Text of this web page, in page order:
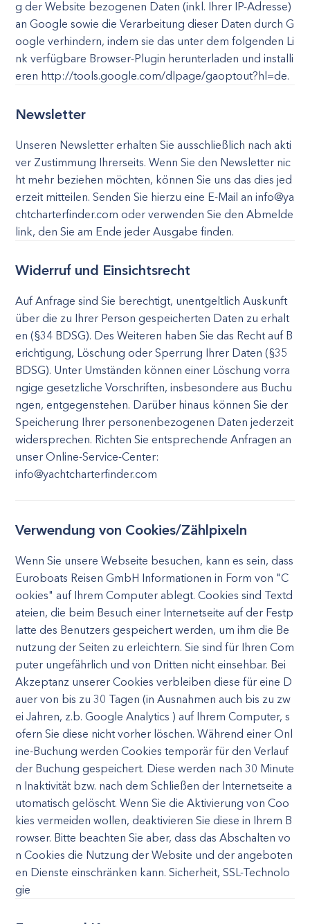
g der Website bezogenen Daten (inkl. Ihrer IP-Adresse)
an Google sowie die Verarbeitung dieser Daten durch G
oogle verhindern, indem sie das unter dem folgenden Li
nk verfügbare Browser-Plugin herunterladen und installi
eren http://tools.google.com/dlpage/gaoptout?hl=de.
Newsletter
Unseren Newsletter erhalten Sie ausschließlich nach akti
ver Zustimmung Ihrerseits. Wenn Sie den Newsletter nic
ht mehr beziehen möchten, können Sie uns das dies jed
erzeit mitteilen. Senden Sie hierzu eine E-Mail aninfo@ya
chtcharterfinder.com oder verwenden Sie den Abmelde
link, den Sie am Ende jeder Ausgabe finden.
Widerruf und Einsichtsrecht
Auf Anfrage sind Sie berechtigt, unentgeltlich Auskunft
über die zu Ihrer Person gespeicherten Daten zu erhalt
en (§34 BDSG). Des Weiteren haben Sie das Recht auf B
erichtigung, Löschung oder Sperrung Ihrer Daten (§35
BDSG). Unter Umständen können einer Löschung vorra
ngige gesetzliche Vorschriften, insbesondere aus Buchu
ngen, entgegenstehen. Darüber hinaus können Sie der
Speicherung Ihrer personenbezogenen Daten jederzeit
widersprechen. Richten Sie entsprechende Anfragen an
unser Online-Service-Center:
info@yachtcharterfinder.com
Verwendung von Cookies/Zählpixeln
Wenn Sie unsere Webseite besuchen, kann es sein, dass
Euroboats Reisen GmbH Informationen in Form von "C
ookies" auf Ihrem Computer ablegt. Cookies sind Textd
ateien, die beim Besuch einer Internetseite auf der Festp
latte des Benutzers gespeichert werden, um ihm die Be
nutzung der Seiten zu erleichtern. Sie sind für Ihren Com
puter ungefährlich und von Dritten nicht einsehbar. Bei
Akzeptanz unserer Cookies verbleiben diese für eine D
auer von bis zu 30 Tagen (in Ausnahmen auch bis zu zw
ei Jahren, z.b. Google Analytics ) auf Ihrem Computer, s
ofern Sie diese nicht vorher löschen. Während einer Onl
ine-Buchung werden Cookies temporär für den Verlauf
der Buchung gespeichert. Diese werden nach 30 Minute
n Inaktivität bzw. nach dem Schließen der Internetseite a
utomatisch gelöscht. Wenn Sie die Aktivierung von Coo
kies vermeiden wollen, deaktivieren Sie diese in Ihrem B
rowser. Bitte beachten Sie aber, dass das Abschalten vo
n Cookies die Nutzung der Website und der angeboten
en Dienste einschränken kann. Sicherheit, SSL-Technolo
gie